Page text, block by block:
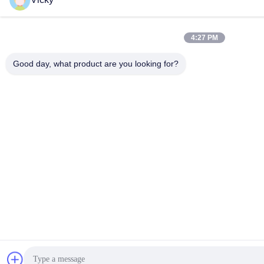
4:27 PM
Good day, what product are you looking for?